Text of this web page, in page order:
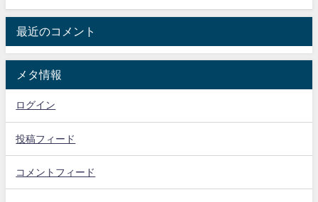
最近のコメント
メタ情報
ログイン
投稿フィード
コメントフィード